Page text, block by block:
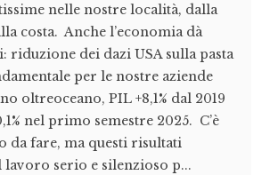
nelle nostre località, dalla
costa. Anche l’economia dà
riduzione dei dazi USA sulla pasta
per le nostre aziende
oltreoceano, PIL +8,1% dal 2019
nel primo semestre 2025. C’è
da fare, ma questi risultati
serio e silenzioso p...